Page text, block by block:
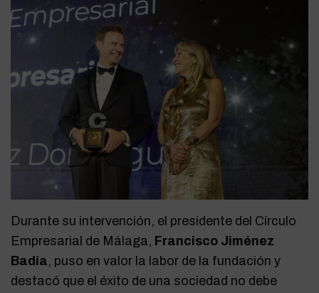
Durante su intervención, el presidente del Círculo
Empresarial de Málaga, Francisco Jiménez
Badía, puso en valor la labor de la fundación y
destacó que el éxito de una sociedad no debe